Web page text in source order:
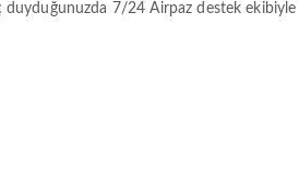
7/24 Airpaz destek ekibiyle